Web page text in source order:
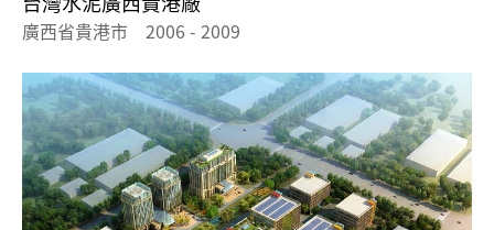
廣西省貴港市 2006 - 2009